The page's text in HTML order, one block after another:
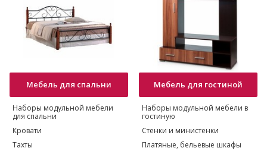
Мебель для спальни
Наборы модульной мебели
для спальни
Кровати
Тахты
Мебель для гостиной
Наборы модульной мебели в
гостиную
Стенки и министенки
Платяные, бельевые шкафы